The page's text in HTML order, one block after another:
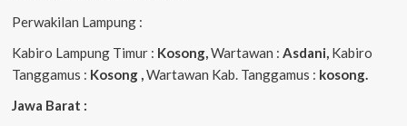
Perwakilan Lampung :
Kabiro Lampung Timur : Kosong, Wartawan : Asdani, Kabiro
Tanggamus : Kosong , Wartawan Kab. Tanggamus : kosong.
Jawa Barat :